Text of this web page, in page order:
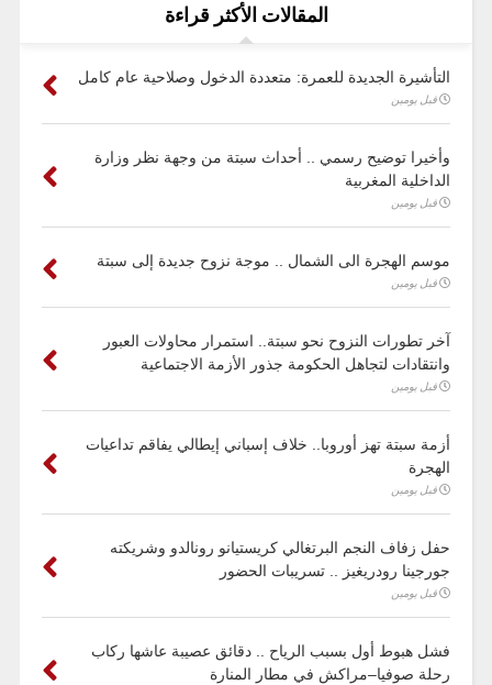
المقالات الأكثر قراءة
التأشيرة الجديدة للعمرة: متعددة الدخول وصلاحية عام كامل
قبل يومين
وأخيرا توضيح رسمي .. أحداث سبتة من وجهة نظر وزارة
الداخلية المغربية
قبل يومين
موسم الهجرة الى الشمال .. موجة نزوح جديدة إلى سبتة
قبل يومين
آخر تطورات النزوح نحو سبتة.. استمرار محاولات العبور
وانتقادات لتجاهل الحكومة جذور الأزمة الاجتماعية
قبل يومين
أزمة سبتة تهز أوروبا.. خلاف إسباني إيطالي يفاقم تداعيات
الهجرة
قبل يومين
حفل زفاف النجم البرتغالي كريستيانو رونالدو وشريكته
جورجينا رودريغيز .. تسريبات الحضور
قبل يومين
فشل هبوط أول بسبب الرياح .. دقائق عصيبة عاشها ركاب
رحلة صوفيا–مراكش في مطار المنارة